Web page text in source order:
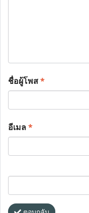
ชื่อผู้โพส*
อีเมล*